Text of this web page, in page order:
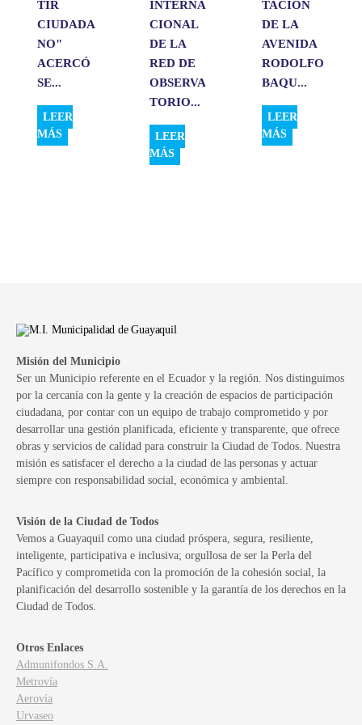
TIR
CIUDADA
NO"
ACERCÓ
SE...
LEER
MÁS
INTERNA
CIONAL
DE LA
RED DE
OBSERVA
TORIO...
LEER
MÁS
TACIÓN
DE LA
AVENIDA
RODOLFO
BAQU...
LEER
MÁS
Misión del Municipio
Ser un Municipio referente en el Ecuador y la región. Nos distinguimos
por la cercanía con la gente y la creación de espacios de participación
ciudadana, por contar con un equipo de trabajo comprometido y por
desarrollar una gestión planificada, eficiente y transparente, que ofrece
obras y servicios de calidad para construir la Ciudad de Todos. Nuestra
misión es satisfacer el derecho a la ciudad de las personas y actuar
siempre con responsabilidad social, económica y ambiental.
Visión de la Ciudad de Todos
Vemos a Guayaquil como una ciudad próspera, segura, resiliente,
inteligente, participativa e inclusiva; orgullosa de ser la Perla del
Pacífico y comprometida con la promoción de la cohesión social, la
planificación del desarrollo sostenible y la garantía de los derechos en la
Ciudad de Todos.
Otros Enlaces
Admunifondos S.A.
Metrovía
Aerovía
Urvaseo